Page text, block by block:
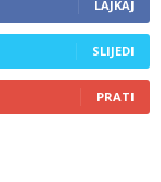
LAJKAJ
SLIJEDI
PRATI